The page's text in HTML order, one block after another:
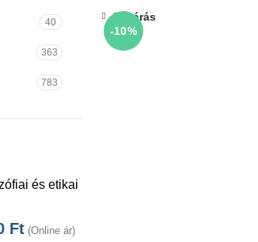
40
363
783
és etikai
Ft (Online ár)
-10%
Bezárás